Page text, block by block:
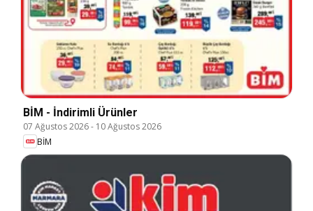
BİM - İndirimli Ürünler
07 Ağustos 2026- 10 Ağustos 2026
BİM